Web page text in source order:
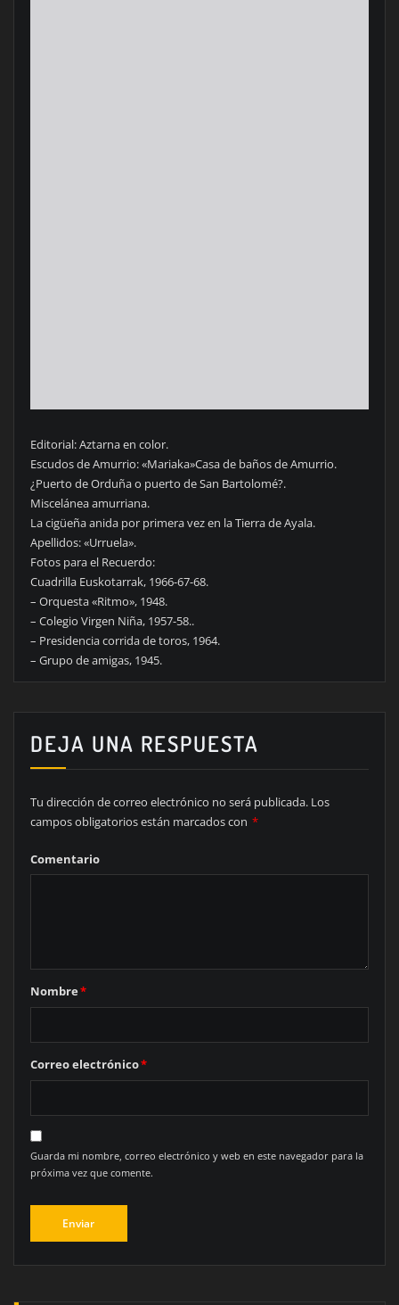
Editorial: Aztarna en color.
Escudos de Amurrio: «Mariaka»Casa de baños de Amurrio.
¿Puerto de Orduña o puerto de San Bartolomé?.
Miscelánea amurriana.
La cigüeña anida por primera vez en la Tierra de Ayala.
Apellidos: «Urruela».
Fotos para el Recuerdo:
Cuadrilla Euskotarrak, 1966-67-68.
– Orquesta «Ritmo», 1948.
– Colegio Virgen Niña, 1957-58..
– Presidencia corrida de toros, 1964.
– Grupo de amigas, 1945.
DEJA UNA RESPUESTA
Tu dirección de correo electrónico no será publicada. Los
campos obligatorios están marcados con *
Comentario
Nombre*
Correo electrónico*
Guarda mi nombre, correo electrónico y web en este navegador para la
próxima vez que comente.